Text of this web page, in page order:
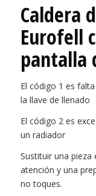
Caldera
Eurofell
pantalla
El código 1 es
la llave de llenado
El código 2 es
un radiador
Sustituir una pieza
atención y una
no toques.